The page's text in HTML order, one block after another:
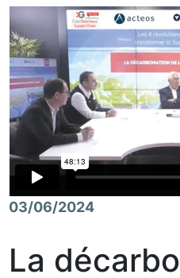
03/06/2024
La